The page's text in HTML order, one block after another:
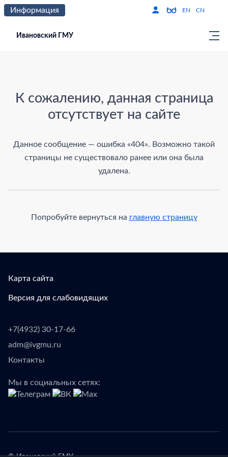
Информация Версия для
EN CN
Ивановский ГМУ
К сожалению, данная страница
отсутствует на сайте
Данное сообщение — ошибка «404». Возможно такой
страницы не существовало ранее или она была
удалена.
Попробуйте вернуться на главную страницу
Карта сайта
Версия для слабовидящих
+7(4932) 30-17-66
adm@ivgmu.ru
Контакты
Мы в социальных сетях: